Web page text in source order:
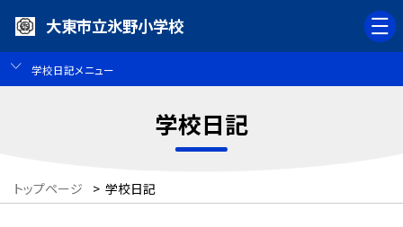
大東市立氷野小学校
学校日記メニュー
学校日記
トップページ > 学校日記